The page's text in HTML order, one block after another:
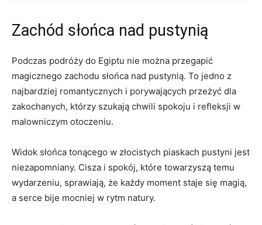
Zachód słońca nad​ pustynią
Podczas podróży do Egiptu nie można przegapić‌
magicznego zachodu ⁤słońca nad pustynią. To jedno z
najbardziej romantycznych‌ i porywających przeżyć dla
zakochanych, którzy szukają ⁢chwili​ spokoju i refleksji​ w
malowniczym otoczeniu.
Widok słońca ‌tonącego w złocistych ⁣piaskach pustyni jest
niezapomniany. Cisza i spokój,⁣ które towarzyszą temu
wydarzeniu, sprawiają,‍ że⁣ każdy moment staje się magią,
a serce bije mocniej w rytm natury.